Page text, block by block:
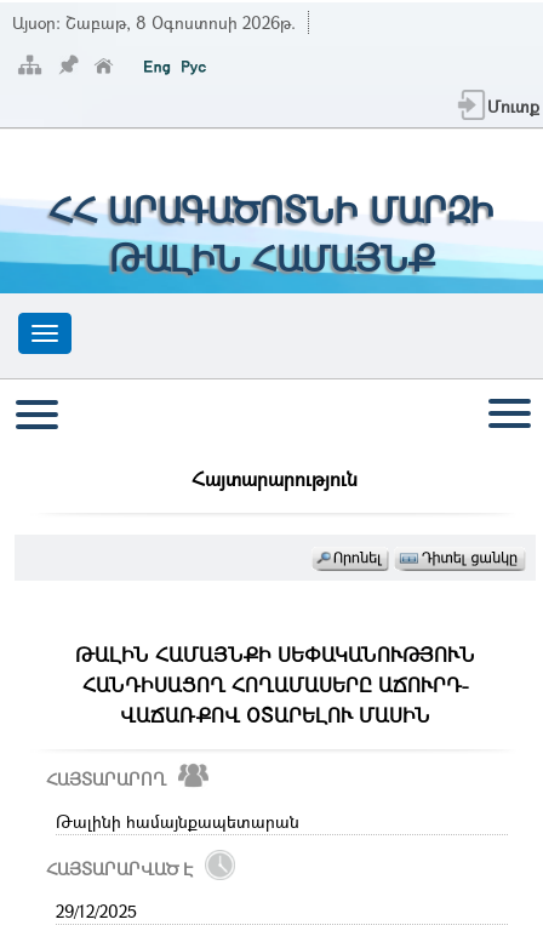
Այսօր: Շաբաթ, 8 Օգոստոսի 2026թ.
Մուտք
ՀՀ ԱՐԱԳԱԾՈՏՆԻ ՄԱՐԶԻ
ԹԱԼԻՆ ՀԱՄԱՅՆՔ
Հայտարարություն
ԹԱԼԻՆ ՀԱՄԱՅՆՔԻ ՍԵՓԱԿԱՆՈՒԹՅՈՒՆ
ՀԱՆԴԻՍԱՑՈՂ ՀՈՂԱՄԱՍԵՐԸ ԱՃՈՒՐԴ-
ՎԱՃԱՌՔՈՎ ՕՏԱՐԵԼՈՒ ՄԱՍԻՆ
ՀԱՅՏԱՐԱՐՈՂ
Թալինի համայնքապետարան
ՀԱՅՏԱՐԱՐՎԱԾ Է
29/12/2025